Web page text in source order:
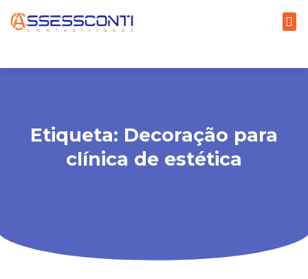
Etiqueta: Decoração para
clínica de estética